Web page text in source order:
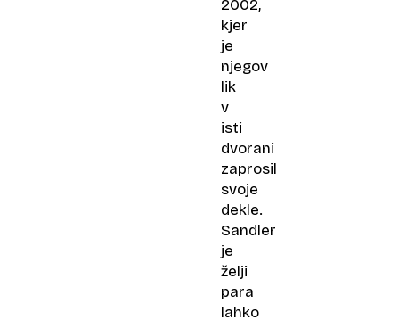
2002,
kjer
je
njegov
lik
v
isti
dvorani
zaprosil
svoje
dekle.
Sandler
je
želji
para
lahko